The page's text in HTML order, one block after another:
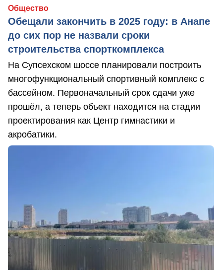
Общество
Обещали закончить в 2025 году: в Анапе
до сих пор не назвали сроки
строительства спорткомплекса
На Супсехском шоссе планировали построить
многофункциональный спортивный комплекс с
бассейном. Первоначальный срок сдачи уже
прошёл, а теперь объект находится на стадии
проектирования как Центр гимнастики и
акробатики.